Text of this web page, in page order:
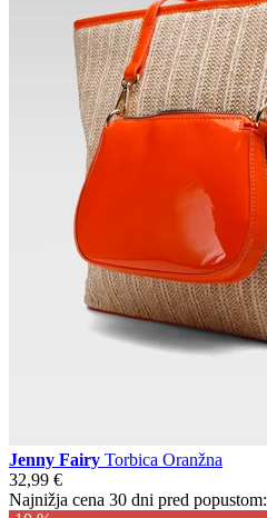
Jenny Fairy Torbica Oranžna
32,99 €
Najnižja cena 30 dni pred popustom: